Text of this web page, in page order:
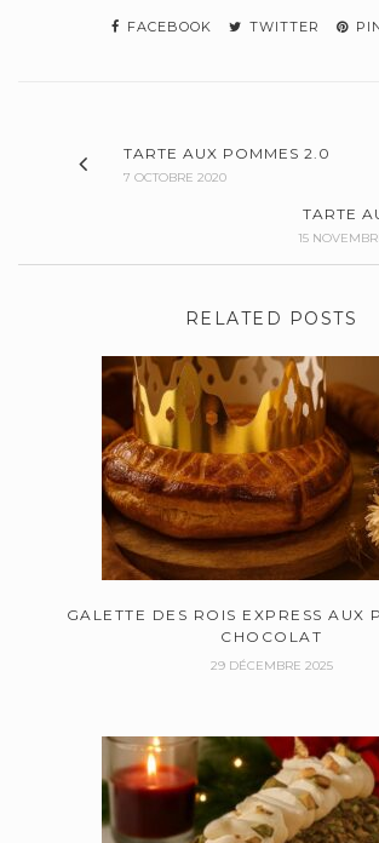
FACEBOOK TWITTER
TARTE AUX POMMES 2.0
7 OCTOBRE 2020
TARTE
15
RELATED POSTS
GALETTE DES ROIS EXPRESS AUX
CHOCOLAT
29 DÉCEMBRE 2025